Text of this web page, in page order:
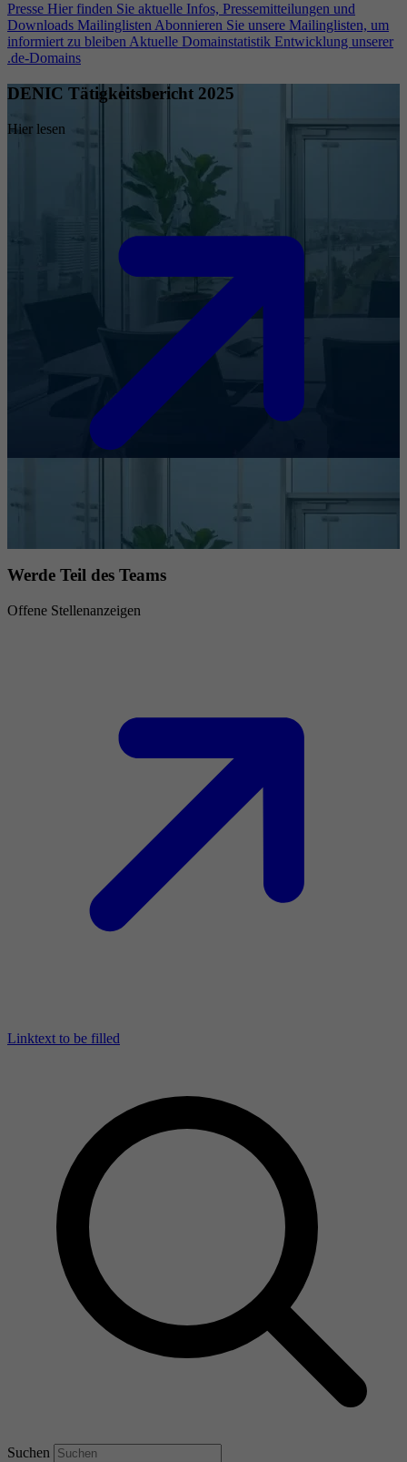
Presse Hier finden Sie aktuelle Infos, Pressemitteilungen und
Downloads Mailinglisten Abonnieren Sie unsere Mailinglisten, um
informiert zu bleiben Aktuelle Domainstatistik Entwicklung unserer
.de-Domains
DENIC Tätigkeitsbericht 2025
Hier lesen
Werde Teil des Teams
Offene Stellenanzeigen
Linktext to be filled
Suchen